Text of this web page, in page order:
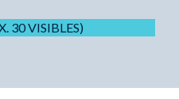
30 VISIBLES)